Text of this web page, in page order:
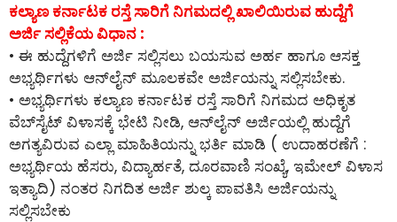
ಕಲ್ಯಾಣ ಕರ್ನಾಟಕ ರಸ್ತೆ ಸಾರಿಗೆ ನಿಗಮದಲ್ಲಿ ಖಾಲಿಯಿರುವ ಹುದ್ದೆಗೆ
ಅರ್ಜಿ ಸಲ್ಲಿಕೆಯ ವಿಧಾನ :
• ಈ ಹುದ್ದೆಗಳಿಗೆ ಅರ್ಜಿ ಸಲ್ಲಿಸಲು ಬಯಸುವ ಅರ್ಹ ಹಾಗೂ ಆಸಕ್ತ
ಅಭ್ಯರ್ಥಿಗಳು ಆನ್‌ಲೈನ್‌ ಮೂಲಕವೇ ಅರ್ಜಿಯನ್ನು ಸಲ್ಲಿಸಬೇಕು.
• ಅಭ್ಯರ್ಥಿಗಳು ಕಲ್ಯಾಣ ಕರ್ನಾಟಕ ರಸ್ತೆ ಸಾರಿಗೆ ನಿಗಮದ ಅಧಿಕೃತ
ವೆಬ್‌ಸೈಟ್ ವಿಳಾಸಕ್ಕೆ ಭೇಟಿ ನೀಡಿ, ಆನ್‌ಲೈನ್‌ ಅರ್ಜಿಯಲ್ಲಿ ಹುದ್ದೆಗೆ
ಅಗತ್ಯವಿರುವ ಎಲ್ಲಾ ಮಾಹಿತಿಯನ್ನು ಭರ್ತಿ ಮಾಡಿ ( ಉದಾಹರಣೆಗೆ :
ಅಭ್ಯರ್ಥಿಯ ಹೆಸರು, ವಿದ್ಯಾರ್ಹತೆ, ದೂರವಾಣಿ ಸಂಖ್ಯೆ, ಇಮೇಲ್ ವಿಳಾಸ
ಇತ್ಯಾದಿ) ನಂತರ ನಿಗದಿತ ಅರ್ಜಿ ಶುಲ್ಕ ಪಾವತಿಸಿ ಅರ್ಜಿಯನ್ನು
ಸಲ್ಲಿಸಬೇಕು